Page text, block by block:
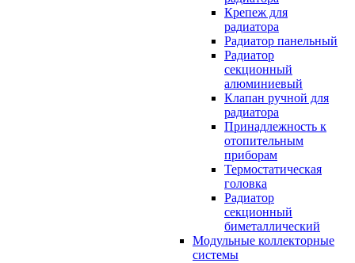
Крепеж для
радиатора
Радиатор панельный
Радиатор
секционный
алюминиевый
Клапан ручной для
радиатора
Принадлежность к
отопительным
приборам
Термостатическая
головка
Радиатор
секционный
биметаллический
Модульные коллекторные
системы